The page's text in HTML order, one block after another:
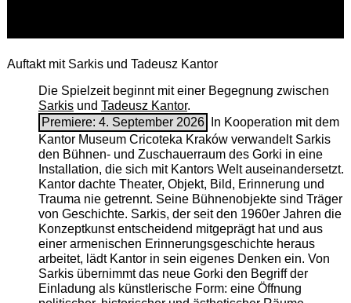
Auftakt mit Sarkis und Tadeusz Kantor
Die Spielzeit beginnt mit einer Begegnung zwischen
Sarkisund Tadeusz Kantor.
Premiere: 4. September 2026
In Kooperation mit dem
Kantor Museum Cricoteka Kraków verwandelt Sarkis
den Bühnen- und Zuschauerraum des Gorki in eine
Installation, die sich mit Kantors Welt auseinandersetzt.
Kantor dachte Theater, Objekt, Bild, Erinnerung und
Trauma nie getrennt. Seine Bühnenobjekte sind Träger
von Geschichte. Sarkis, der seit den 1960er Jahren die
Konzeptkunst entscheidend mitgeprägt hat und aus
einer armenischen ­Erinnerungsgeschichte heraus
arbeitet, lädt Kantor in sein eigenes Denken ein. Von
Sarkis übernimmt das neue Gorki den Begriff der
Einladung als künstlerische Form: eine Öffnung